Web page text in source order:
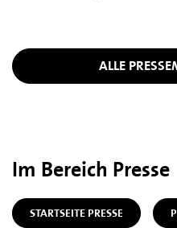
ALLE
Im Bereich Presse
STARTSEITE PRESSE